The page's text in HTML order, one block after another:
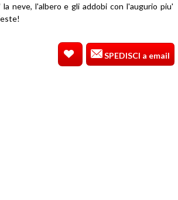
neve, l'albero e gli addobi con l'augurio piu'
SPEDISCI a email